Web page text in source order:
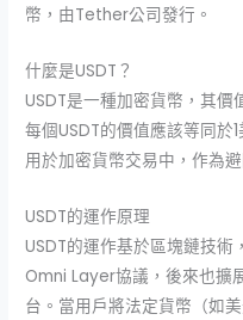
幣，由Tether公司發行。
什麼是USDT？
USDT是一種加密貨幣，其
每個USDT的價值應該等同於
用於加密貨幣交易中，作為
USDT的運作原理
USDT的運作基於區塊鏈技
Omni Layer協議，後來也擴
台。當用戶將法定貨幣（如